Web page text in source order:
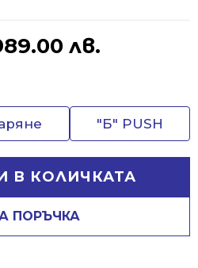
лв.
"Б" PUSH
В КОЛИЧКАТА
ПОРЪЧКА